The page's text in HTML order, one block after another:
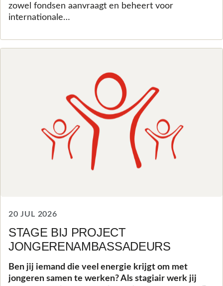
zowel fondsen aanvraagt en beheert voor
internationale…
20 JUL 2026
STAGE BIJ PROJECT
JONGERENAMBASSADEURS
Ben jij iemand die veel energie krijgt om met
jongeren samen te werken? Als stagiair werk jij